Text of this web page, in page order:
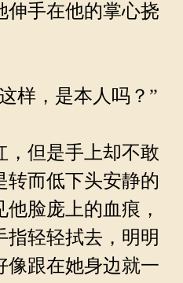
伸手在他的掌心挠
样，是本人吗？”
但是手上却不敢
转而低下头安静的
脸庞上的血痕，
指轻轻拭去，明明
像跟在她身边就一